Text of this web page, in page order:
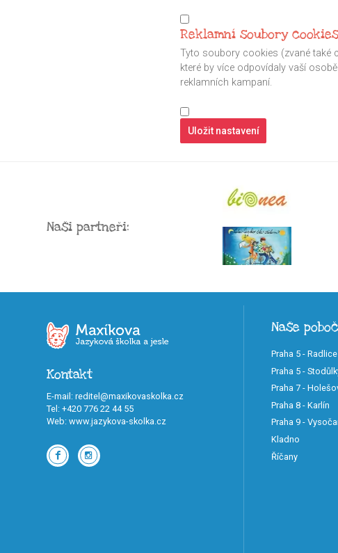
Reklamní soubory cookies
Tyto soubory cookies (zvané také
které by více odpovídaly vaší
reklamních kampaní.
Uložit nastavení
Naši partneři:
Kontakt
E-mail : reditel@maxikovaskolka.cz
Tel : +420 776 22 44 55
Web: www.jazykova-skolka.cz
Naše
Praha 5 - Radlice
Praha 5 -
Praha 7 -
Praha 8 - Karlín
Praha 9 -
Kladno
Říčany